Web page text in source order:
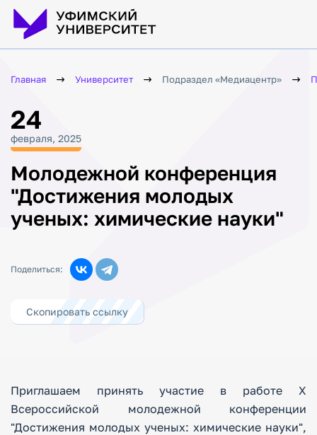
Главная Университет Подраздел «Медиацентр»
24
февраля, 2025
Молодежной конференция
"Достижения молодых
ученых: химические науки"
Поделиться:
Скопировать ссылку
Приглашаем принять участие в работе X
Всероссийской молодежной конференции
"Достижения молодых ученых: химические науки",